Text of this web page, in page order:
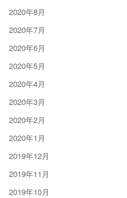
2020年8月
2020年7月
2020年6月
2020年5月
2020年4月
2020年3月
2020年2月
2020年1月
2019年12月
2019年11月
2019年10月